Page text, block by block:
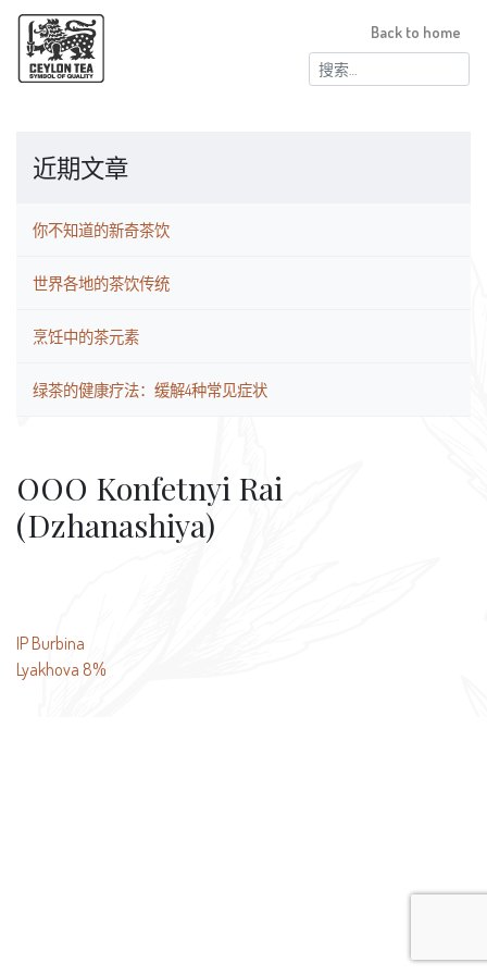
搜
索：
Back to home
近期文章
你不知道的新奇茶饮
世界各地的茶饮传统
烹饪中的茶元素
绿茶的健康疗法：缓解4种常见症状
OOO Konfetnyi Rai
(Dzhanashiya)
文
章
IP Burbina
Lyakhova 8%